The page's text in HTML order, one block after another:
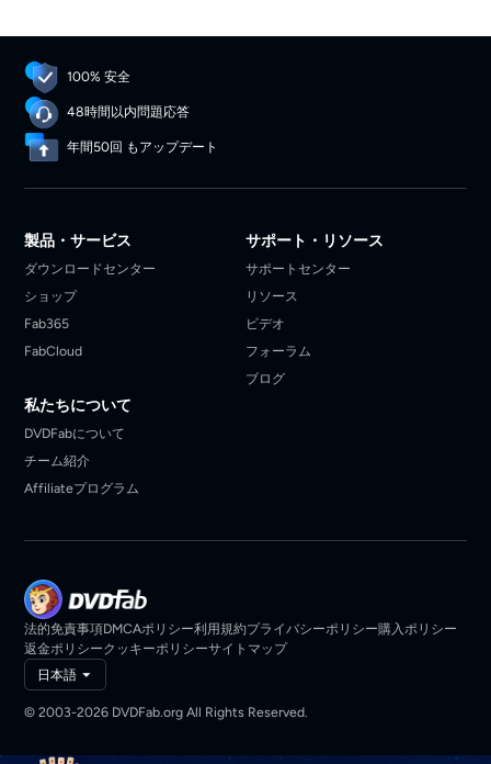
100% 安全
48時間以内問題応答
年間50回 もアップデート
製品・サービス
ダウンロードセンター
ショップ
Fab365
FabCloud
サポート・リソース
サポートセンター
リソース
ビデオ
フォーラム
ブログ
私たちについて
DVDFabについて
チーム紹介
Affiliateプログラム
法的免責事項DMCAポリシー利用規約プライバシーポリシー購入ポリシー
返金ポリシークッキーポリシーサイトマップ
日本語
© 2003-2026 DVDFab.org All Rights Reserved.